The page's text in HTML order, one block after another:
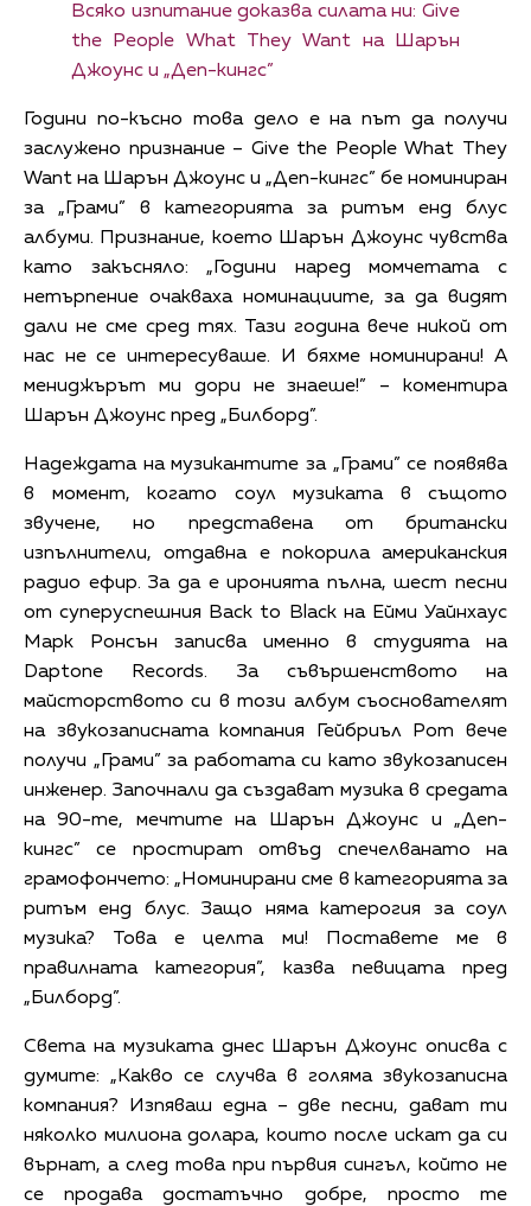
Всяко изпитание доказва силата ни: Give
the People What They Want на Шарън
Джоунс и „Деп-кингс”
Години по-късно това дело е на път да получи
заслужено признание – Give the People What They
Want на Шарън Джоунс и „Деп-кингс” бе номиниран
за „Грами” в категорията за ритъм енд блус
албуми. Признание, което Шарън Джоунс чувства
като закъсняло: „Години наред момчетата с
нетърпение очакваха номинациите, за да видят
дали не сме сред тях. Тази година вече никой от
нас не се интересуваше. И бяхме номинирани! А
мениджърът ми дори не знаеше!” – коментира
Шарън Джоунс пред „Билборд”.
Надеждата на музикантите за „Грами” се появява
в момент, когато соул музиката в същото
звучене, но представена от британски
изпълнители, отдавна е покорила американския
радио ефир. За да е иронията пълна, шест песни
от суперуспешния Back to Black на Ейми Уайнхаус
Марк Ронсън записва именно в студията на
Daptone Records. За съвършенството на
майсторството си в този албум съоснователят
на звукозаписната компания Гейбриъл Рот вече
получи „Грами” за работата си като звукозаписен
инженер. Започнали да създават музика в средата
на 90-те, мечтите на Шарън Джоунс и „Деп-
кингс” се простират отвъд спечелванато на
грамофончето: „Номинирани сме в категорията за
ритъм енд блус. Защо няма катерогия за соул
музика? Това е целта ми! Поставете ме в
правилната категория”, казва певицата пред
„Билборд”.
Света на музиката днес Шарън Джоунс описва с
думите: „Какво се случва в голяма звукозаписна
компания? Изпяваш една – две песни, дават ти
няколко милиона долара, които после искат да си
върнат, а след това при първия сингъл, който не
се продава достатъчно добре, просто те